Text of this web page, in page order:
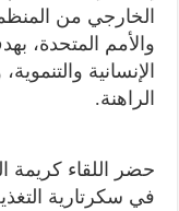
الخارجي من
والأمم المتحدة،
الإنسانية
الراهنة.
حضر اللقاء كريمة
في سكرتارية